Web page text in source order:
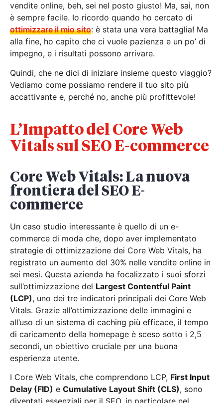
vendite online, beh, sei nel posto giusto! Ma, sai, non
è sempre facile. Io ricordo quando ho cercato di
ottimizzare il mio sito: è stata una vera battaglia! Ma
alla fine, ho capito che ci vuole pazienza e un po’ di
impegno, e i risultati possono arrivare.
Quindi, che ne dici di iniziare insieme questo viaggio?
Vediamo come possiamo rendere il tuo sito più
accattivante e, perché no, anche più profittevole!
L’Impatto del Core Web
Vitals sul SEO E-commerce
Core Web Vitals: La nuova
frontiera del SEO E-
commerce
Un caso studio interessante è quello di un e-
commerce di moda che, dopo aver implementato
strategie di ottimizzazione dei Core Web Vitals, ha
registrato un aumento del 30% nelle vendite online in
sei mesi. Questa azienda ha focalizzato i suoi sforzi
sull’ottimizzazione del Largest Contentful Paint
(LCP), uno dei tre indicatori principali dei Core Web
Vitals. Grazie all’ottimizzazione delle immagini e
all’uso di un sistema di caching più efficace, il tempo
di caricamento della homepage è sceso sotto i 2,5
secondi, un obiettivo cruciale per una buona
esperienza utente.
I Core Web Vitals, che comprendono LCP, First Input
Delay (FID) e Cumulative Layout Shift (CLS), sono